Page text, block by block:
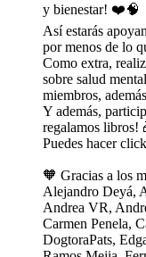
y bienestar! ❤️🧠
Así estarás
por menos de lo
Como extra,
sobre salud
miembros,
Y además,
regalamos libros!
⁠⁠⁠⁠⁠⁠⁠⁠⁠⁠⁠⁠⁠⁠⁠⁠⁠⁠⁠⁠⁠⁠⁠⁠⁠⁠⁠⁠⁠⁠⁠⁠⁠⁠⁠⁠⁠Puedes hacer
🧡 Gracias a los
Alejandro Deyá,
Andrea VR,
Carmen Penela,
DogtoraPats,